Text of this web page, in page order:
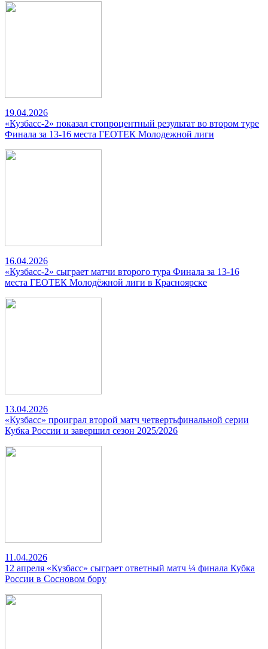
19.04.2026
«Кузбасс-2» показал стопроцентный результат во втором туре
Финала за 13-16 места ГЕОТЕК Молодежной лиги
16.04.2026
«Кузбасс-2» сыграет матчи второго тура Финала за 13-16
места ГЕОТЕК Молодёжной лиги в Красноярске
13.04.2026
«Кузбасс» проиграл второй матч четвертьфинальной серии
Кубка России и завершил сезон 2025/2026
11.04.2026
12 апреля «Кузбасс» сыграет ответный матч ¼ финала Кубка
России в Сосновом бору